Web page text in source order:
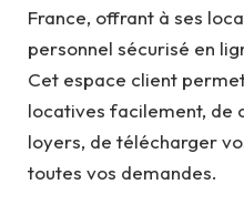
France, offrant à ses
personnel sécurisé en
Cet espace client
locatives facilement, de
loyers, de télécharger
toutes vos demandes.